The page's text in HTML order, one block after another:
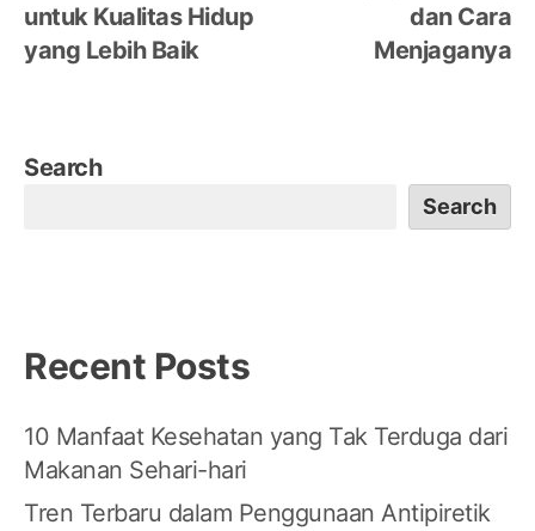
untuk Kualitas Hidup
yang Lebih Baik
dan Cara
Menjaganya
Search
Search
Recent Posts
10 Manfaat Kesehatan yang Tak Terduga dari
Makanan Sehari-hari
Tren Terbaru dalam Penggunaan Antipiretik